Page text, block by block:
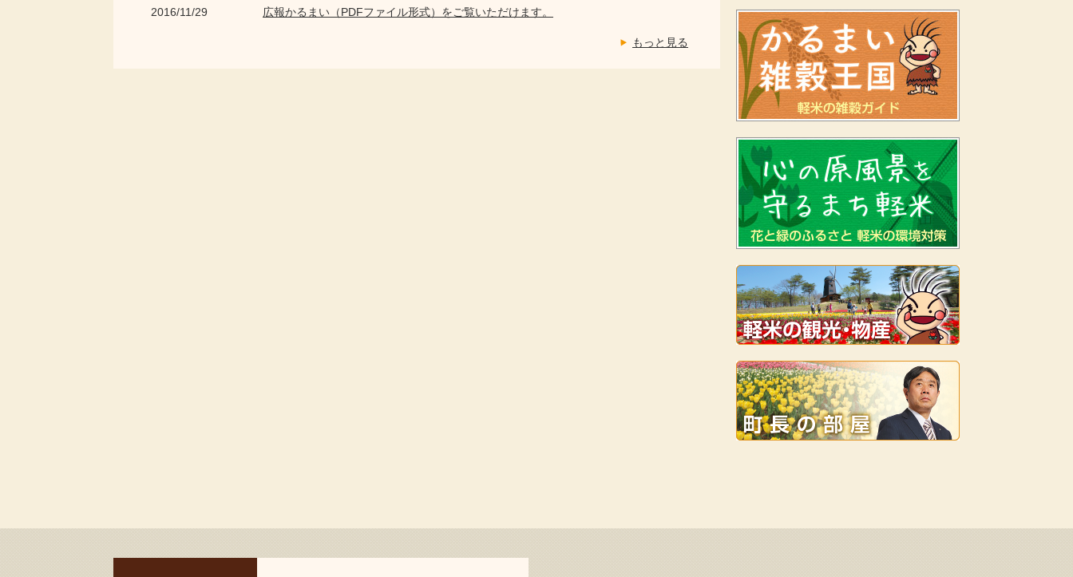
2016/11/29
広報かるまい（PDFファイル形式）をご覧いただけます。
もっと見る